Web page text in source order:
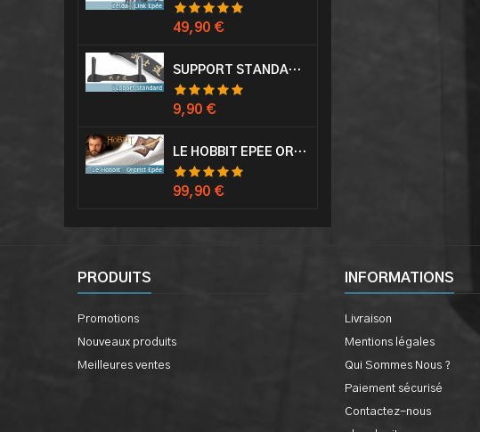
Prix
49,90 €
SUPPORT STANDARD KATANA EPÉE
Prix
9,90 €
LE HOBBIT EPÉE ORCRIST EPÉE DE THORIN SABRE + PLAQUE MURALE EN BOIS
Prix
99,90 €
PRODUITS
Promotions
Nouveaux produits
Meilleures ventes
INFORMATIONS
Livraison
Mentions légales
Qui Sommes Nous ?
Paiement sécurisé
Contactez-nous